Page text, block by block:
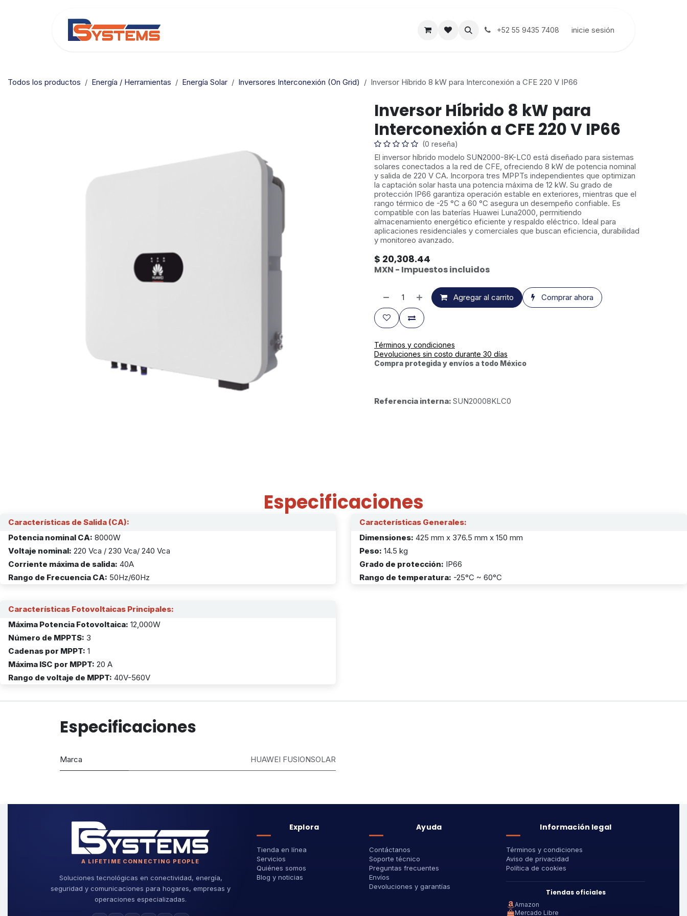
+52 55 9435 7408 inicie sesión
Todos los productos Energía / Herramientas Energía Solar Inversores Interconexión (On Grid) Inversor Híbrido 8 kW para Interconexión a CFE 220 V IP66
Inversor Híbrido 8 kW para
Interconexión a CFE 220 V IP66
(0 reseña)
El inversor híbrido modelo SUN2000-8K-LC0 está diseñado para sistemas
solares conectados a la red de CFE, ofreciendo 8 kW de potencia nominal
y salida de 220 V CA. Incorpora tres MPPTs independientes que optimizan
la captación solar hasta una potencia máxima de 12 kW. Su grado de
protección IP66 garantiza operación estable en exteriores, mientras que el
rango térmico de -25 °C a 60 °C asegura un desempeño confiable. Es
compatible con las baterías Huawei Luna2000, permitiendo
almacenamiento energético eficiente y respaldo eléctrico. Ideal para
aplicaciones residenciales y comerciales que buscan eficiencia, durabilidad
y monitoreo avanzado.
$ 20,308.44
MXN - Impuestos incluidos
Agregar al carrito Comprar ahora
Términos y condiciones
Devoluciones sin costo durante 30 días
Compra protegida y envíos a todo México
Referencia interna: SUN20008KLC0
Especificaciones
Características de Salida (CA):
Potencia nominal CA: 8000W
Voltaje nominal: 220 Vca / 230 Vca/ 240 Vca
Corriente máxima de salida: 40A
Rango de Frecuencia CA: 50Hz/60Hz
Características Generales:
Dimensiones: 425 mm x 376.5 mm x 150 mm
Peso: 14.5 kg
Grado de protección: IP66
Rango de temperatura: -25°C ~ 60°C
Características Fotovoltaicas Principales:
Máxima Potencia Fotovoltaica: 12,000W
Número de MPPTS: 3
Cadenas por MPPT: 1
Máxima ISC por MPPT: 20 A
Rango de voltaje de MPPT: 40V-560V
Especificaciones
Marca HUAWEI FUSIONSOLAR
A LIFETIME CONNECTING PEOPLE
Soluciones tecnológicas en conectividad, energía,
seguridad y comunicaciones para hogares, empresas y
operaciones especializadas.
Explora
Tienda en línea
Servicios
Quiénes somos
Blog y noticias
Ayuda
Contáctanos
Soporte técnico
Preguntas frecuentes
Envíos
Devoluciones y garantías
Información legal
Términos y condiciones
Aviso de privacidad
Política de cookies
Tiendas oficiales
Amazon
Mercado Libre